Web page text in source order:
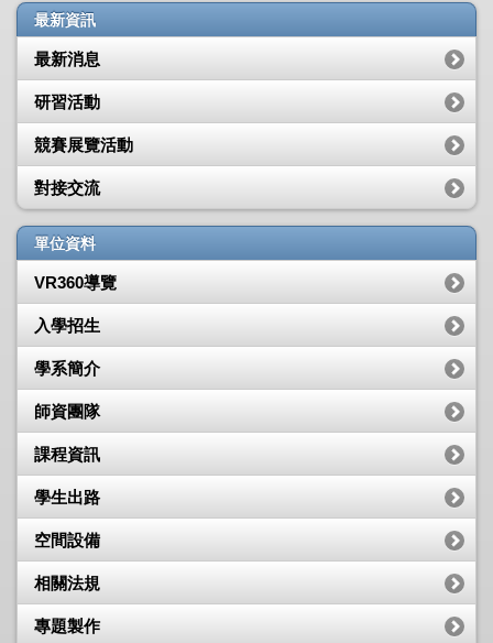
最新資訊
最新消息
研習活動
競賽展覽活動
對接交流
單位資料
VR360導覽
入學招生
學系簡介
師資團隊
課程資訊
學生出路
空間設備
相關法規
專題製作